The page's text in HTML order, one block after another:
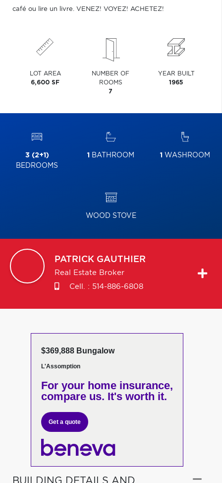
café ou lire un livre. VENEZ! VOYEZ! ACHETEZ!
LOT AREA
6,600 SF
NUMBER OF
ROOMS
7
YEAR BUILT
1965
3 (2+1)
BEDROOMS
1 BATHROOM 1 WASHROOM
WOOD STOVE
PATRICK GAUTHIER
Real Estate Broker
Cell. : 514-886-6808
$369,888 Bungalow
L'Assomption
For your home insurance,
compare us. It's worth it.
Get a quote
BUILDING DETAILS AND